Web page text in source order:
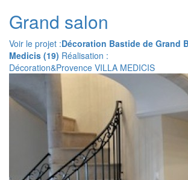
Grand salon
Voir le projet :Décoration Bastide de Grand
Medicis (19) Réalisation :
Décoration&Provence VILLA MEDICIS